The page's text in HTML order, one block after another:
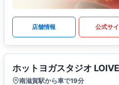
店舗情報 公式サ
ホットヨガスタジオ
南滋賀駅から車で19分